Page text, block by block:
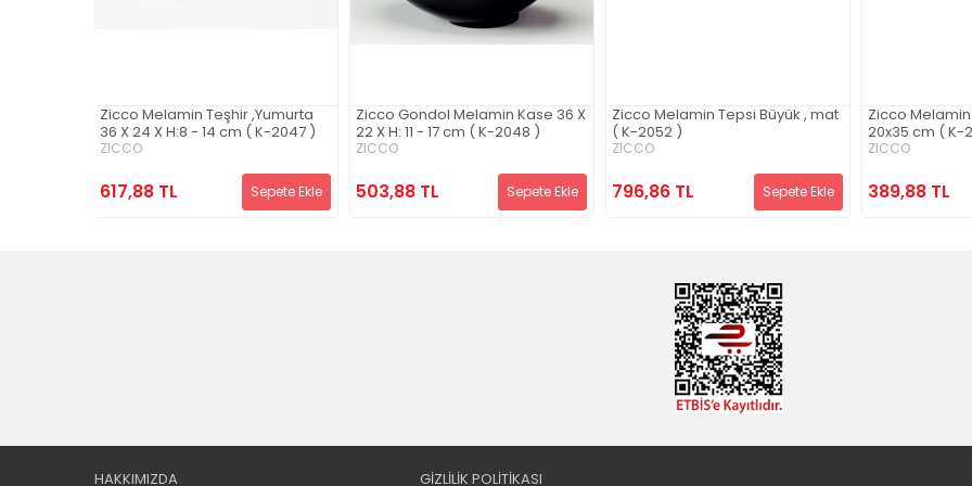
Zicco Melamin Teşhir ,Yumurta
36 X 24 X H:8 - 14 cm ( K-2047 )
ZICCO
617,88 TL Sepete Ekle
Zicco Gondol Melamin Kase 36 X
22 X H: 11 - 17 cm ( K-2048 )
ZICCO
503,88 TL Sepete Ekle
Zicco Melamin Tepsi Büyük , mat
( K-2052 )
ZICCO
796,86 TL Sepete Ekle
Zicco
20x35 cm ( K-
ZICCO
389,88 TL
HAKKIMIZDA GİZLİLİK POLİTİKASI